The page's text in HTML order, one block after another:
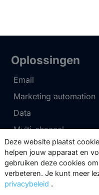
Oplossingen
Email
Marketing automation
Data
Multi-channel
Tarieven
Marketing Suite
Deze website plaatst
helpen jouw apparaat en
gebruiken deze cookies
verbeteren. Je kunt meer
privacybeleid .